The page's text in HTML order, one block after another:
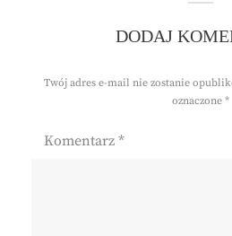
DODAJ
Twój adres e-mail nie zostanie
oznaczone *
Komentarz *